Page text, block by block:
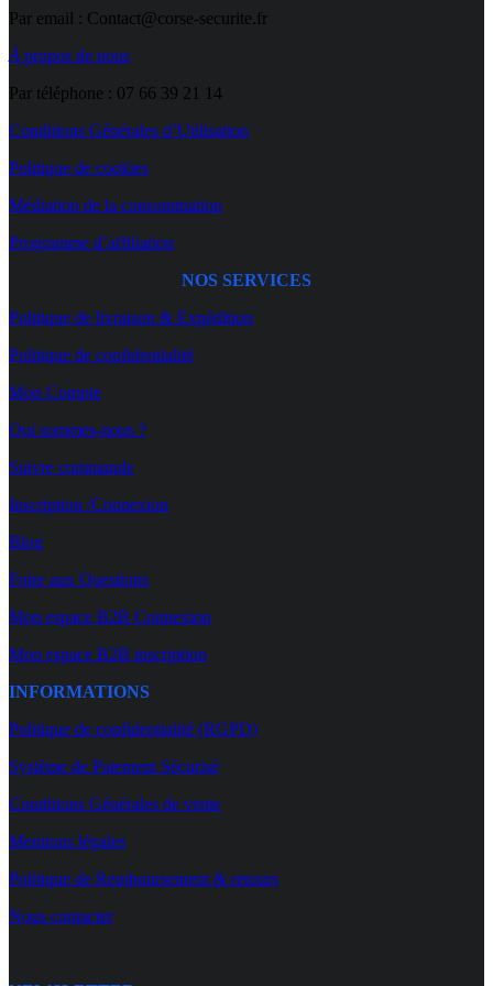
peuvent
choisies
la
page
du
produit
Par email : Contact@corse-securite.fr
À propos de nous
Par téléphone : 07 66 39 21 14
Conditions Générales d’Utilisation
Politique de cookies
Médiation de la consommation
Programme d’affiliation
NOS SERVICES
Politique de livraison & Expédition
Politique de confidentialité
Mon Compte
Qui sommes-nous ?
Suivre commande
Inscription /Connexion
Blog
Foire aux Questions
Mon espace B2B Connexion
Mon espace B2B inscription
INFORMATIONS
Politique de confidentialité (RGPD)
Système de Paiement Sécurisé
Conditions Générales de vente
Mentions légales
Politique de Remboursement & retours
Nous contacter